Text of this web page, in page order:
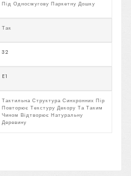
Під Односмугову Паркетну Дошку
Так
32
E1
Тактильна Структура Синхронних Пір
Повторює Текстуру Декору Та Таким
Чином Відтворює Натуральну
Деревину